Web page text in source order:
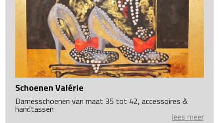
Schoenen Valérie
Damesschoenen van maat 35 tot 42, accessoires &
handtassen
lees meer